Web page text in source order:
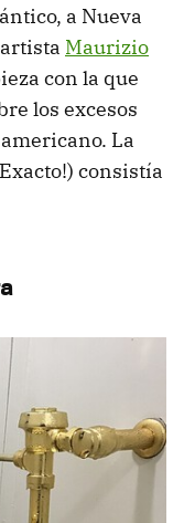
a Nueva
Maurizio
con la que
los excesos
La
consistía